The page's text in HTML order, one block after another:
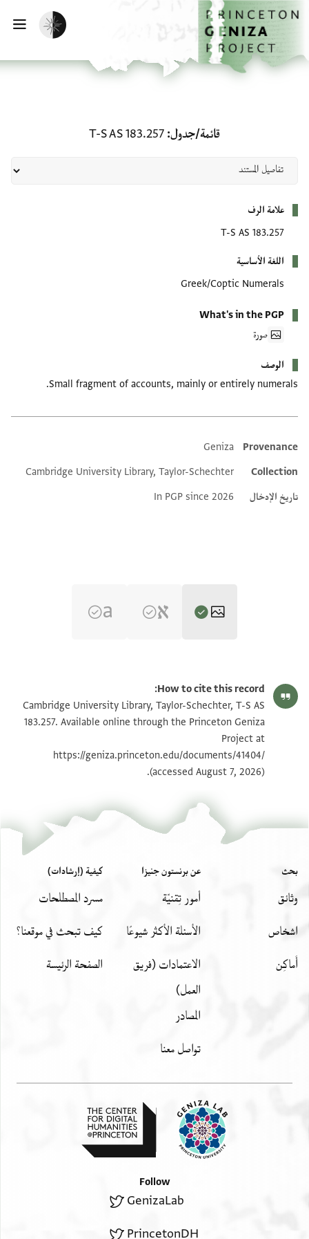
إلى المحتوى الرئيسي
الرئيسية
تفعيل الوضع المظلم
قائمة/جدول T-S AS 183.257
علامة الرف
T-S AS 183.257
اللغة الأساسية
Greek/Coptic Numerals
What's in the PGP
صورة
الوصف
Small fragment of accounts, mainly or entirely numerals.
Additional metadata
Provenance
Geniza
Collection
Cambridge University Library, Taylor-Schechter
تاريخ الإدخال
In PGP since 2026
T-S AS 183.257 1v تكبير و تدوير
بيان أذونات الصورة
How to cite this record:
Cambridge University Library, Taylor-Schechter, T-S AS
183.257. Available online through the Princeton Geniza
Project at
https://geniza.princeton.edu/documents/41404/
(accessed August 7, 2026).
بحث
وثائق
اشخاص
أَماكِن
عن برنستون جنيزا
أمور تِقنيّة
الأسئلة الأكثر شيوعًا
الاعتمادات (فريق
العمل)
المصادر
تواصل معنا
كيفية (إرشادات)
مسرد المصطلحات
كيف تبحث في موقعنا؟
الصفحة الرئيسة
Follow
GenizaLab
PrincetonDH